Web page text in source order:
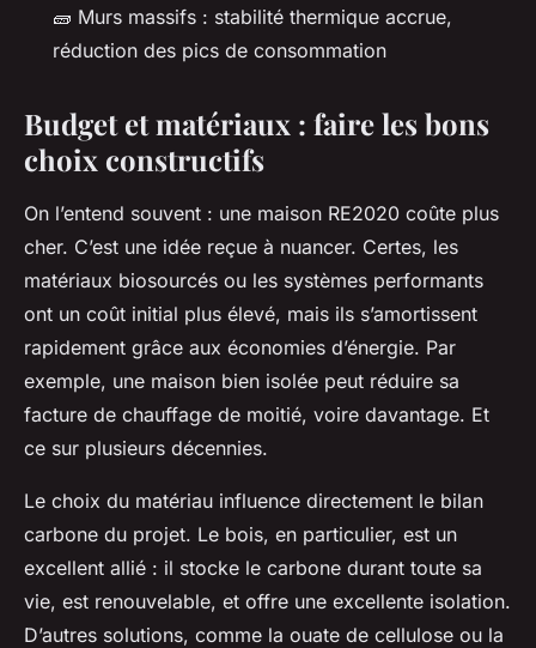
🧱 Murs massifs : stabilité thermique accrue,
réduction des pics de consommation
Budget et matériaux : faire les bons
choix constructifs
On l’entend souvent : une maison RE2020 coûte plus
cher. C’est une idée reçue à nuancer. Certes, les
matériaux biosourcés ou les systèmes performants
ont un coût initial plus élevé, mais ils s’amortissent
rapidement grâce aux économies d’énergie. Par
exemple, une maison bien isolée peut réduire sa
facture de chauffage de moitié, voire davantage. Et
ce sur plusieurs décennies.
Le choix du matériau influence directement le bilan
carbone du projet. Le bois, en particulier, est un
excellent allié : il stocke le carbone durant toute sa
vie, est renouvelable, et offre une excellente isolation.
D’autres solutions, comme la ouate de cellulose ou la